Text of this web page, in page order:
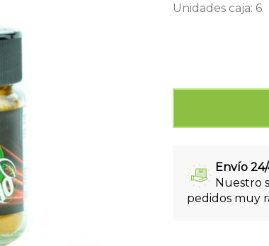
Unidades caja: 6
Envío
Nuestro
pedidos muy